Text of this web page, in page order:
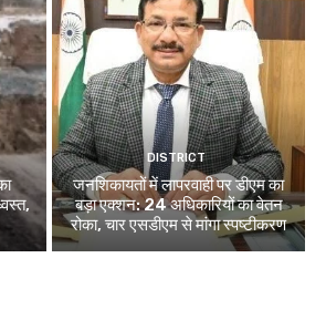
DISTRICT
जनशिकायतों में लापरवाही पर डीएम का
बड़ा एक्शन: 24 अधिकारियों का वेतन
रोका, चार एसडीएम से मांगा स्पष्टीकरण